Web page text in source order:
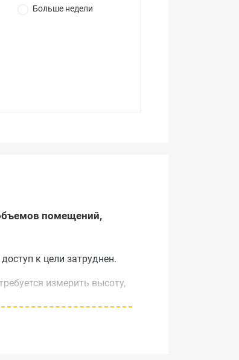
помещений,
к цели затруднен.
измерить высоту,
Больше недели